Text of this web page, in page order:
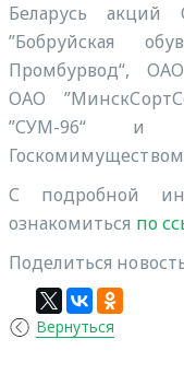
Беларусь акций
”Бобруйская
Промбурвод“,
ОАО
”СУМ-96“ и
Госкомимуществом
С подробной
ознакомиться по
Поделиться
Вернуться